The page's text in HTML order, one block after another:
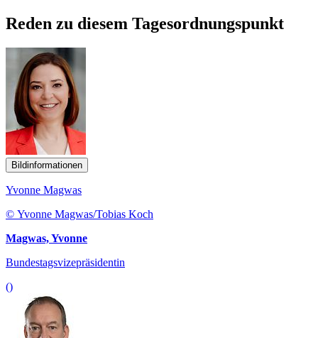
Reden zu diesem Tagesordnungspunkt
Bildinformationen
Yvonne Magwas
© Yvonne Magwas/Tobias Koch
Magwas, Yvonne
Bundestagsvizepräsidentin
()